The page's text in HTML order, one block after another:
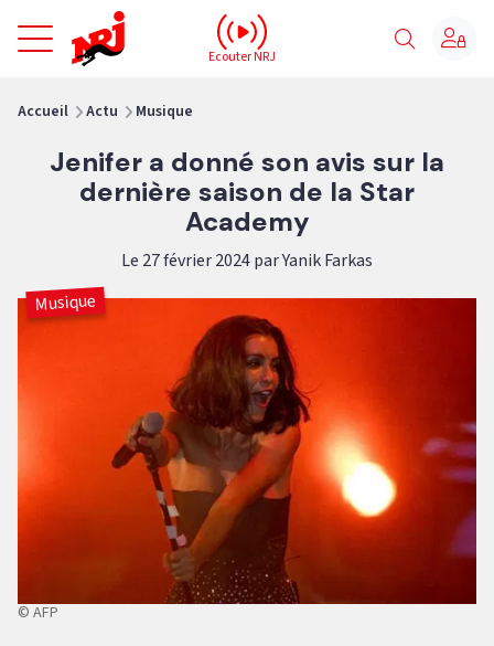
NRJ - Accueil
Ecouter NRJ
Accueil Actu Musique
Jenifer a donné son avis sur la
dernière saison de la Star
Academy
Le 27 février 2024 par Yanik Farkas
Musique
© AFP